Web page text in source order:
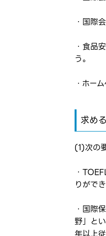
・国際
・食品
う。
・ホー
求め
(1)次の
・
りがで
・国際
野」と